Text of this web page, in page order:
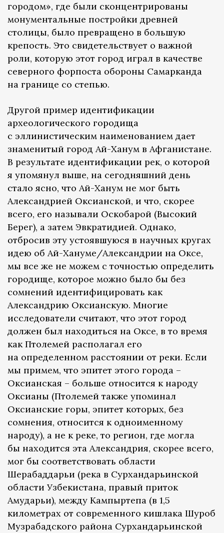
городом», где были сконцентрированы
монументальные постройки древней
столицы, было превращено в большую
крепость. Это свидетельствует о важной
роли, которую этот город играл в качестве
северного форпоста обороны Самарканда
на границе со степью.
Другой пример идентификации
археологического городища
с эллинистическим наименованием дает
знаменитый город Ай-Ханум в Афганистане.
В результате идентификации рек, о которой
я упомянул выше, на сегодняшний день
стало ясно, что Ай-Ханум не мог быть
Александрией Оксианской, и что, скорее
всего, его называли Оскобарой (Высокий
Берег), а затем Эвкратидией. Однако,
отбросив эту устоявшуюся в научных кругах
идею об Ай-Хануме/Александрии на Оксе,
мы все же не можем с точностью определить
городище, которое можно было бы без
сомнений идентифицировать как
Александрию Оксианскую. Многие
исследователи считают, что этот город
должен был находиться на Оксе, в то время
как Птолемей располагал его
на определенном расстоянии от реки. Если
мы примем, что эпитет этого города –
Оксианская – больше относится к народу
Оксианы (Птолемей также упоминал
Оксианские горы, эпитет которых, без
сомнения, относится к одноименному
народу), а не к реке, то регион, где могла
бы находится эта Александрия, скорее всего,
мог бы соответствовать области
Шерабаддарьи (река в Сурхандарьинской
области Узбекистана, правый приток
Амударьи), между Кампыртепа (в 1,5
километрах от современного кишлака Шуроб
Музрабадского района Сурхандарьинской